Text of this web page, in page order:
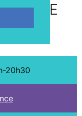
20h30